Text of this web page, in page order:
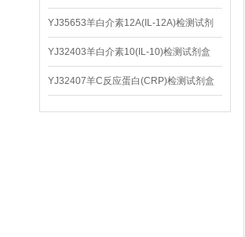
盒
YJ35653羊白介素12A(IL-12A)检测试剂
盒
YJ32403羊白介素10(IL-10)检测试剂盒
YJ32407羊C反应蛋白(CRP)检测试剂盒